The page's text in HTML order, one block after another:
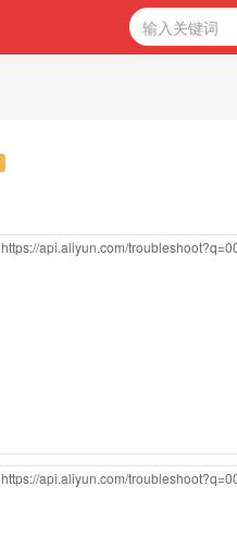
https://api.aliyun.com/
https://api.aliyun.com/